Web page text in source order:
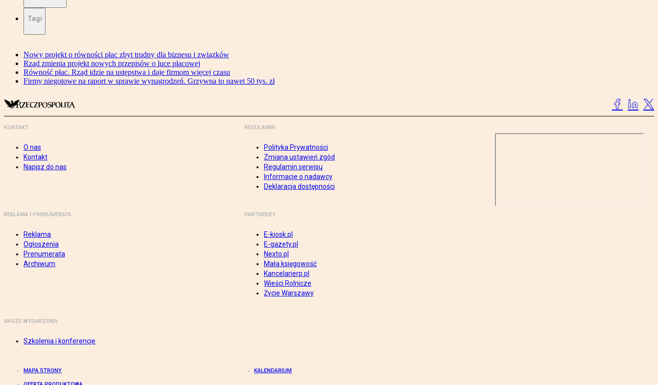
Tagi
Nowy projekt o równości płac zbyt trudny dla biznesu i związków
Rząd zmienia projekt nowych przepisów o luce płacowej
Równość płac. Rząd idzie na ustępstwa i daje firmom więcej czasu
Firmy niegotowe na raport w sprawie wynagrodzeń. Grzywna to nawet 50 tys. zł
KONTAKT
O nas
Kontakt
Napisz do nas
REGULAMIN
Polityka Prywatności
Zmiana ustawień zgód
Regulamin serwisu
Informacje o nadawcy
Deklaracja dostępności
REKLAMA I PRENUMERATA
Reklama
Ogłoszenia
Prenumerata
Archiwum
PARTNERZY
E-kiosk.pl
E-gazety.pl
Nexto.pl
Mała księgowość
Kancelarierp.pl
Wieści Rolnicze
Życie Warszawy
NASZE WYDARZENIA
Szkolenia i konferencje
MAPA STRONY KALENDARIUM